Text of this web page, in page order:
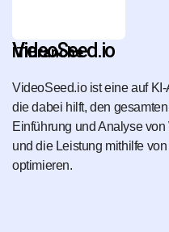
VideoSeed.io
IT Branche
VideoSeed.io ist eine auf
die dabei hilft, den
Einführung und Analyse
und die Leistung mithilfe
optimieren.